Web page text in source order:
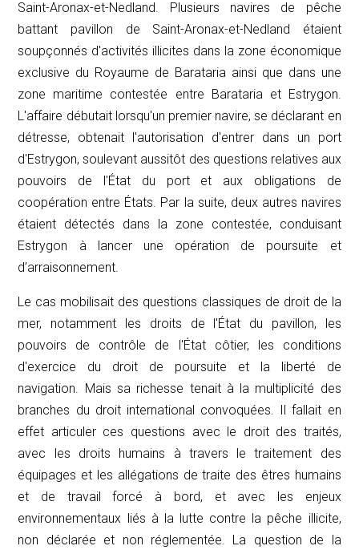
Saint-Aronax-et-Nedland. Plusieurs navires de pêche
battant pavillon de Saint-Aronax-et-Nedland étaient
soupçonnés d'activités illicites dans la zone économique
exclusive du Royaume de Barataria ainsi que dans une
zone maritime contestée entre Barataria et Estrygon.
L'affaire débutait lorsqu'un premier navire, se déclarant en
détresse, obtenait l'autorisation d'entrer dans un port
d'Estrygon, soulevant aussitôt des questions relatives aux
pouvoirs de l'État du port et aux obligations de
coopération entre États. Par la suite, deux autres navires
étaient détectés dans la zone contestée, conduisant
Estrygon à lancer une opération de poursuite et
d’arraisonnement.
Le cas mobilisait des questions classiques de droit de la
mer, notamment les droits de l'État du pavillon, les
pouvoirs de contrôle de l'État côtier, les conditions
d'exercice du droit de poursuite et la liberté de
navigation. Mais sa richesse tenait à la multiplicité des
branches du droit international convoquées. Il fallait en
effet articuler ces questions avec le droit des traités,
avec les droits humains à travers le traitement des
équipages et les allégations de traite des êtres humains
et de travail forcé à bord, et avec les enjeux
environnementaux liés à la lutte contre la pêche illicite,
non déclarée et non réglementée. La question de la